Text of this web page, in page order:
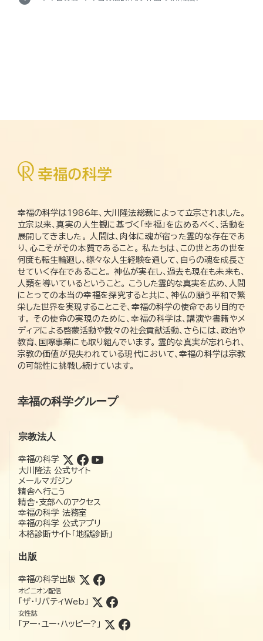
幸福の科学は1986年、大川隆法総裁によって立宗されました。
立宗以来、真実の人生観に基づく「幸福」を広めるべく、活動を
展開してきました。 人間は、肉体に魂が宿った霊的な存在であ
り、心こそがその本質であること。 私たちは、この世とあの世を
何度も転生輪廻し、様々な人生経験を通して、自らの魂を成長さ
せていく存在であること。 神仏が実在し、過去も現在も未来も、
人類を導いているということ。 こうした霊的な真実を広め、人間
にとっての本当の幸福を探究すると共に、神仏の願う平和で繁
栄した世界を実現することこそ、幸福の科学の使命であり目的で
す。 その使命の実現のために、幸福の科学は、講演や書籍やメ
ディアによる啓蒙活動や数々の社会貢献活動、さらには、政治や
教育、国際事業にも取り組んでいます。 霊的な真実が忘れられ、
宗教の価値が見失われている現代において、幸福の科学は宗教
の可能性に挑戦し続けています。
幸福の科学グループ
宗教法人
幸福の科学
大川隆法 公式サイト
メールマガジン
精舎へ行こう
精舎・支部へのアクセス
幸福の科学 法務室
幸福の科学 公式アプリ
本格診断サイト「地獄診断」
出版
幸福の科学出版
オピニオン配信
「ザ・リバティWeb」
女性誌
「アー・ユー・ハッピー?」